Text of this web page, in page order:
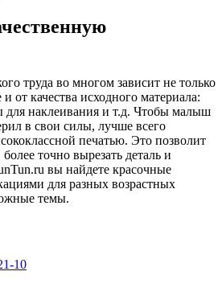
труда во многом зависит не только
от качества исходного материала:
для наклеивания и т.д. Чтобы малыш
в свои силы, лучше всего
печатью. Это позволит
точно вырезать деталь и
вы найдете красочные
для разных возрастных
темы.
10